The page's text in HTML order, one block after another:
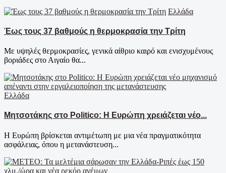
Ελλάδα
Έως τους 37 βαθμούς η θερμοκρασία την Τρίτη
Με υψηλές θερμοκρασίες, γενικά αίθριο καιρό και ενισχυμένους
βοριάδες στο Αιγαίο θα...
Ελλάδα
Μητσοτάκης στο Politico: Η Ευρώπη χρειάζεται νέο...
Η Ευρώπη βρίσκεται αντιμέτωπη με μια νέα πραγματικότητα
ασφάλειας, όπου η μετανάστευση...